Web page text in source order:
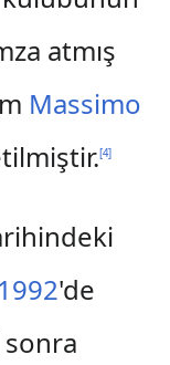
atmış
Massimo
[4]
1992'de
sonra